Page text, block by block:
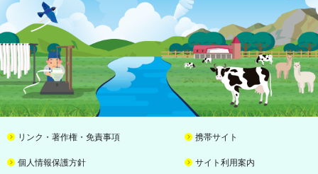
リンク・著作権・免責事項 携帯サイト
個人情報保護方針 サイト利用案内